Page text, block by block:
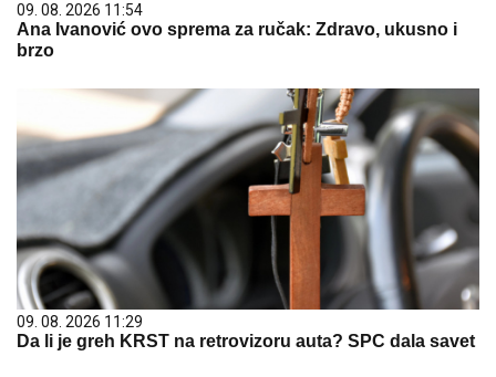
09. 08. 2026 11:54
Ana Ivanović ovo sprema za ručak: Zdravo, ukusno i
brzo
09. 08. 2026 11:29
Da li je greh KRST na retrovizoru auta? SPC dala savet